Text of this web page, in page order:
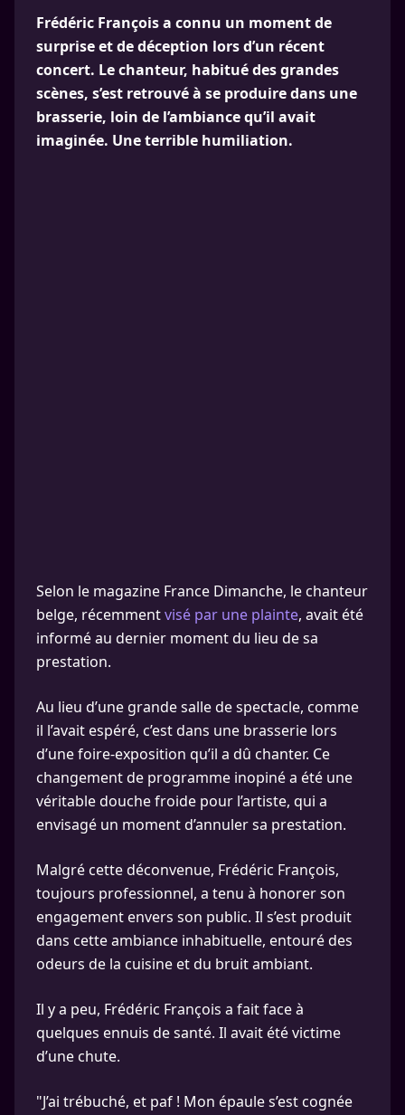
Frédéric François a connu un moment de
surprise et de déception lors d’un récent
concert. Le chanteur, habitué des grandes
scènes, s’est retrouvé à se produire dans une
brasserie, loin de l’ambiance qu’il avait
imaginée. Une terrible humiliation.
Selon le magazine France Dimanche, le chanteur
belge, récemmentvisé par une plainte, avait été
informé au dernier moment du lieu de sa
prestation.
Au lieu d’une grande salle de spectacle, comme
il l’avait espéré, c’est dans une brasserie lors
d’une foire-exposition qu’il a dû chanter. Ce
changement de programme inopiné a été une
véritable douche froide pour l’artiste, qui a
envisagé un moment d’annuler sa prestation.
Malgré cette déconvenue, Frédéric François,
toujours professionnel, a tenu à honorer son
engagement envers son public. Il s’est produit
dans cette ambiance inhabituelle, entouré des
odeurs de la cuisine et du bruit ambiant.
Il y a peu, Frédéric François a fait face à
quelques ennuis de santé. Il avait été victime
d’une chute.
"J’ai trébuché, et paf ! Mon épaule s’est cognée